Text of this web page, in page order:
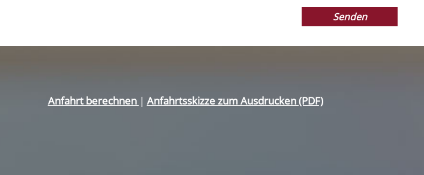
Anfahrt berechnen | Anfahrtsskizze zum Ausdrucken (PDF)